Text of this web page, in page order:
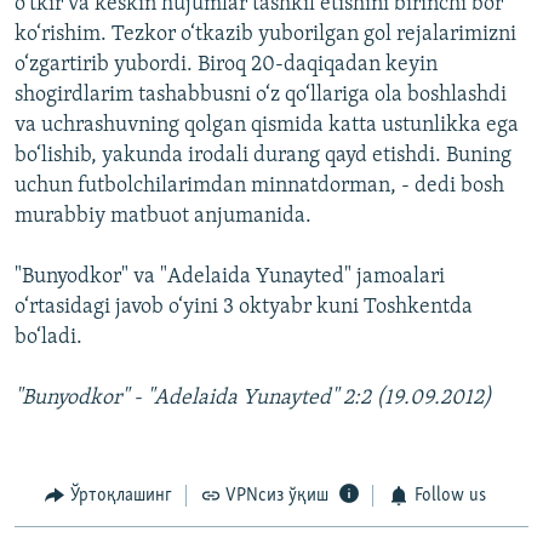
o‘tkir va keskin hujumlar tashkil etishini birinchi bor
ko‘rishim. Tezkor o‘tkazib yuborilgan gol rejalarimizni
o‘zgartirib yubordi. Biroq 20-daqiqadan keyin
shogirdlarim tashabbusni o‘z qo‘llariga ola boshlashdi
va uchrashuvning qolgan qismida katta ustunlikka ega
bo‘lishib, yakunda irodali durang qayd etishdi. Buning
uchun futbolchilarimdan minnatdorman, - dedi bosh
murabbiy matbuot anjumanida.
"Bunyodkor" va "Adelaida Yunayted" jamoalari
o‘rtasidagi javob o‘yini 3 oktyabr kuni Toshkentda
bo‘ladi.
"Bunyodkor" - "Adelaida Yunayted" 2:2 (19.09.2012)
Ўртоқлашинг VPNсиз ўқиш Follow us